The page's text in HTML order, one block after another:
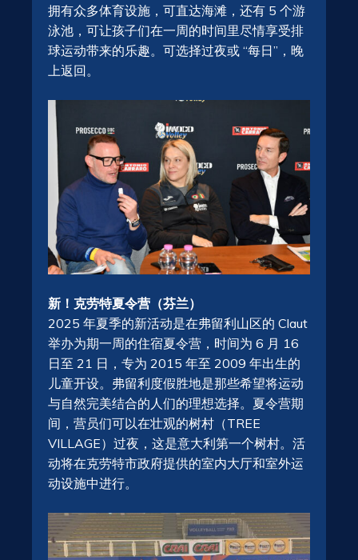
拥有众多体育设施，可直达海滩，还有 5 个游
泳池，可让孩子们在一周的时间里尽情享受排
球运动带来的乐趣。可选择过夜或 “每日”，晚
上返回。
新！克劳特夏令营（芬兰）
2025 年夏季的新活动是在弗留利山区的 Claut
举办为期一周的住宿夏令营，时间为 6 月 16
日至 21 日，专为 2015 年至 2009 年出生的
儿童开设。弗留利度假胜地是那些希望将运动
与自然完美结合的人们的理想选择。夏令营期
间，营员们可以在壮观的树村（TREE
VILLAGE）过夜，这是意大利第一个树村。活
动将在克劳特市政府提供的室内大厅和室外运
动设施中进行。